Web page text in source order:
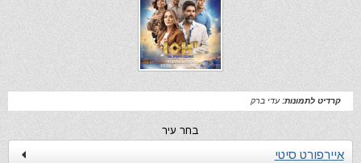
קרדיט לתמונות: עדי ברק
בחר עיר
איירפורט סיטי